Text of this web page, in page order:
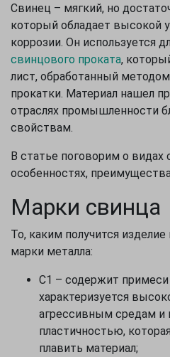
Свинец – мягкий, но
который обладает высокой
коррозии. Он используется
свинцового проката,
лист, обработанный методом
прокатки. Материал нашел
отраслях промышленности
свойствам.
В статье поговорим о видах
особенностях,
Марки свинца
То, каким получится
марки металла:
С1 – содержит примеси
характеризуется
агрессивным средам и
пластичностью,
плавить материал;